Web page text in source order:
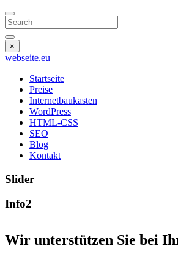
Search
×
webseite.eu
Startseite
Preise
Internetbaukasten
WordPress
HTML-CSS
SEO
Blog
Kontakt
Slider
Info2
Wir unterstützen Sie bei